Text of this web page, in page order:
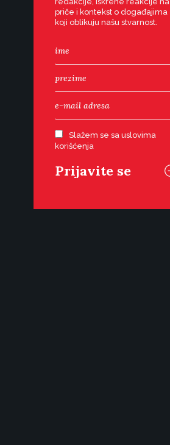
priče i kontekst o događajima
koji oblikuju našu stvarnost.
Slažem se sa uslovima
korišćenja